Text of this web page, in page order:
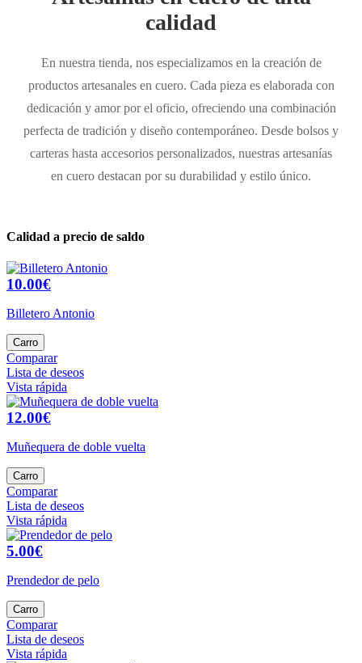
calidad
En nuestra tienda, nos especializamos en la creación de
productos artesanales en cuero. Cada pieza es elaborada con
dedicación y amor por el oficio, ofreciendo una combinación
perfecta de tradición y diseño contemporáneo. Desde bolsos y
carteras hasta accesorios personalizados, nuestras artesanías
en cuero destacan por su durabilidad y estilo único.
Calidad a precio de saldo
10.00€
Billetero Antonio
Carro
Comparar
Lista de deseos
Vista rápida
12.00€
Muñequera de doble vuelta
Carro
Comparar
Lista de deseos
Vista rápida
5.00€
Prendedor de pelo
Carro
Comparar
Lista de deseos
Vista rápida